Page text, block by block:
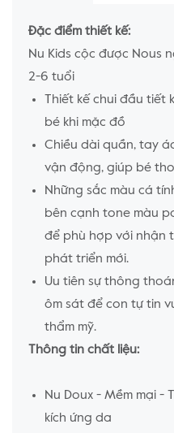
Đặc điểm thiết kế:
Nu Kids cộc được Nous
2-6 tuổi
Thiết kế chui đầu tiết
bé khi mặc đồ
Chiều dài quần, tay
vận động, giúp bé
Những sắc màu cá
bên cạnh tone màu
để phù hợp với nhận
phát triển mới.
Uu tiên sự thông
ôm sát để con tự tin
thẩm mỹ.
Thông tin chất liệu:
Nu Doux - Mềm mại
kích ứng da